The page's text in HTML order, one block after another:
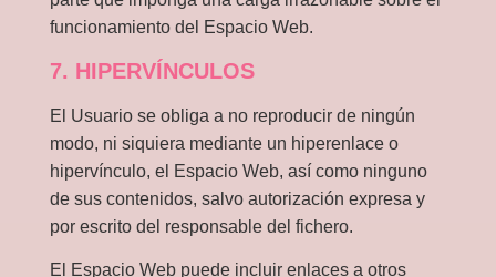
funcionamiento del Espacio Web.
7. HIPERVÍNCULOS
El Usuario se obliga a no reproducir de ningún
modo, ni siquiera mediante un hiperenlace o
hipervínculo, el Espacio Web, así como ninguno
de sus contenidos, salvo autorización expresa y
por escrito del responsable del fichero.
El Espacio Web puede incluir enlaces a otros